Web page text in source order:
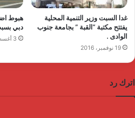
غدا السبت وزير التنمية المحلية
يفتتح مكتبة “القبة ” بجامعة جنوب
الوادى .
19 نوفمبر، 2016
هبوط
دبي
3 أغسطس، 2016
اترك رد